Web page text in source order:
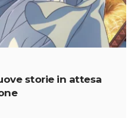
storie in attesa